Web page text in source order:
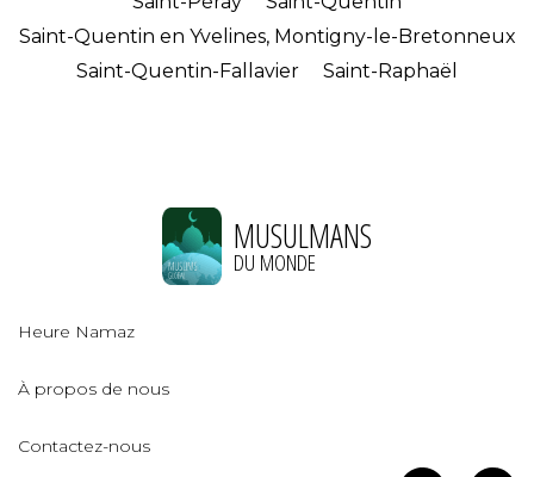
Saint-Quentin en Yvelines, Montigny-le-Bretonneux
Saint-Quentin-Fallavier
Saint-Raphaël
MUSULMANS
DU MONDE
Heure Namaz
À propos de nous
Contactez-nous